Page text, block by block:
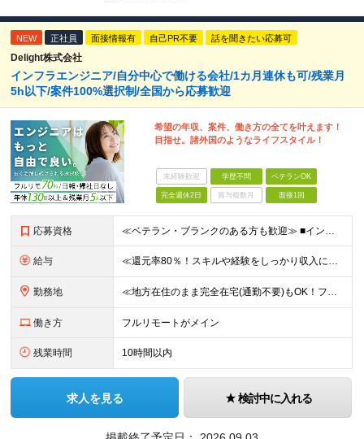
NEW 正社員 面接情報有 自己PR不要 話を聞きたい応募可
Delight株式会社
インフラエンジニア/自分中心で働ける会社/1カ月連休も可/残業月
5h以下/案件100%選択制/全国から応募歓迎
希望の年収、案件、働き方の全てを叶えます！
目指せ。諸外国のようなライフスタイル！
未経験歓迎 学歴不問 ベテランOK
完全週休2日 賞与複数月 面接1回
応募資格 ≪ベテラン・ブランクのある方も歓迎≫ ■インフラエンジニアとしての実務経験をお持ちの方(運用・保守のみやオンプレミスのみの経験でもOK) ■学歴不問 ≪こんな方はぜひご応募ください≫ □ワークライフ
給与 ≪還元率80％！スキルや経験をしっかり収入に反映します≫ 年俸530万円以上＋業績賞与 ※スキル・経験を考慮の上、優遇いたします ※上記年俸を12分割し、月1回支給します ※上記年俸には固定残業代
勤務地 ≪地方在住のまま完全在宅(通勤不要)もOK！フルリモート7割、ハイブリッド2割！≫ ご自宅でのリモートワーク、または東京都、神奈川、埼玉、千葉を中心とするお客様先での勤務 ■本社アクセス 東京都豊島
働き方 フルリモートがメイン
残業時間 10時間以内
求人を見る 検討中に入れる